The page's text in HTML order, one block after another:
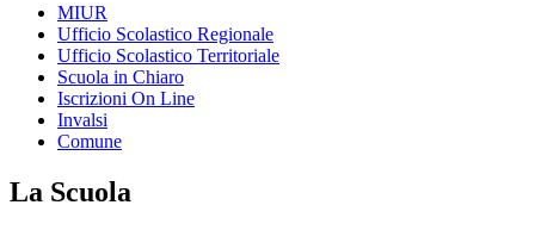
MIUR
Ufficio Scolastico Regionale
Ufficio Scolastico Territoriale
Scuola in Chiaro
Iscrizioni On Line
Invalsi
Comune
La Scuola